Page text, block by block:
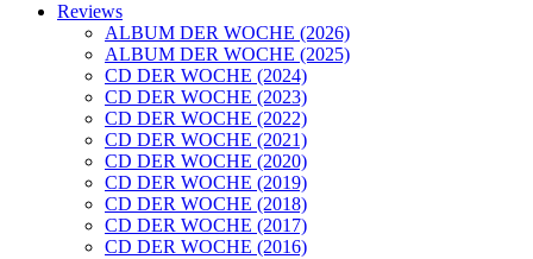
Reviews
ALBUM DER WOCHE (2026)
ALBUM DER WOCHE (2025)
CD DER WOCHE (2024)
CD DER WOCHE (2023)
CD DER WOCHE (2022)
CD DER WOCHE (2021)
CD DER WOCHE (2020)
CD DER WOCHE (2019)
CD DER WOCHE (2018)
CD DER WOCHE (2017)
CD DER WOCHE (2016)